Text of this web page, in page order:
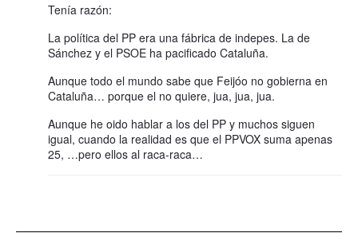
Tenía razón:
La política del PP era una fábrica de indepes. La de
Sánchez y el PSOE ha pacificado Cataluña.
Aunque todo el mundo sabe que Feijóo no gobierna en
Cataluña… porque el no quiere, jua, jua, jua.
Aunque he oido hablar a los del PP y muchos siguen
igual, cuando la realidad es que el PPVOX suma apenas
25, …pero ellos al raca-raca…